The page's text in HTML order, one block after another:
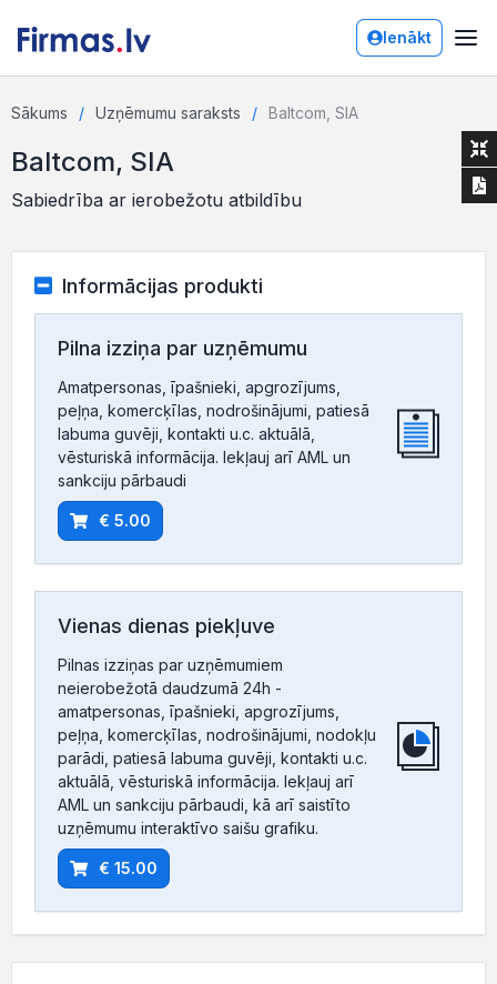
Ienākt
Sākums Uzņēmumu saraksts Baltcom, SIA
Baltcom, SIA
Sabiedrība ar ierobežotu atbildību
Informācijas produkti
Pilna izziņa par uzņēmumu
Amatpersonas, īpašnieki, apgrozījums,
peļņa, komercķīlas, nodrošinājumi, patiesā
labuma guvēji, kontakti u.c. aktuālā,
vēsturiskā informācija. Iekļauj arī AML un
sankciju pārbaudi
€ 5.00
Vienas dienas piekļuve
Pilnas izziņas par uzņēmumiem
neierobežotā daudzumā 24h -
amatpersonas, īpašnieki, apgrozījums,
peļņa, komercķīlas, nodrošinājumi, nodokļu
parādi, patiesā labuma guvēji, kontakti u.c.
aktuālā, vēsturiskā informācija. Iekļauj arī
AML un sankciju pārbaudi, kā arī saistīto
uzņēmumu interaktīvo saišu grafiku.
€ 15.00